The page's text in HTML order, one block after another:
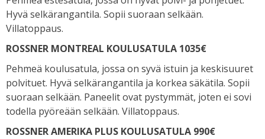
Hyvä selkärangantila. Sopii suoraan selkään.
Villatoppaus.
ROSSNER MONTREAL KOULUSATULA 1035€
Pehmeä koulusatula, jossa on syvä istuin ja keskisuuret
polvituet. Hyvä selkärangantila ja korkea säkätila. Sopii
suoraan selkään. Paneelit ovat pystymmät, joten ei sovi
todella pyöreään selkään. Villatoppaus.
ROSSNER AMERIKA PLUS KOULUSATULA 990€